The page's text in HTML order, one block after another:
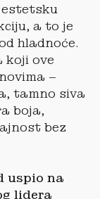
a to je
hladnoće.
koji ove
–
tamno siva
boja,
bez
uspio na
lidera